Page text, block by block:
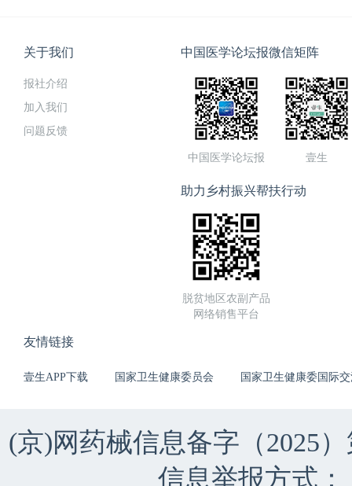
关于我们
报社介绍
加入我们
问题反馈
中国医学论坛报微信矩阵
中国医学论坛报 壹生
助力乡村振兴帮扶行动
脱贫地区农副产品
网络销售平台
友情链接
壹生APP下载 国家卫生健康委员会 国家卫生健康委国际
(京)网药械信息备字（2025
信息举报方式：